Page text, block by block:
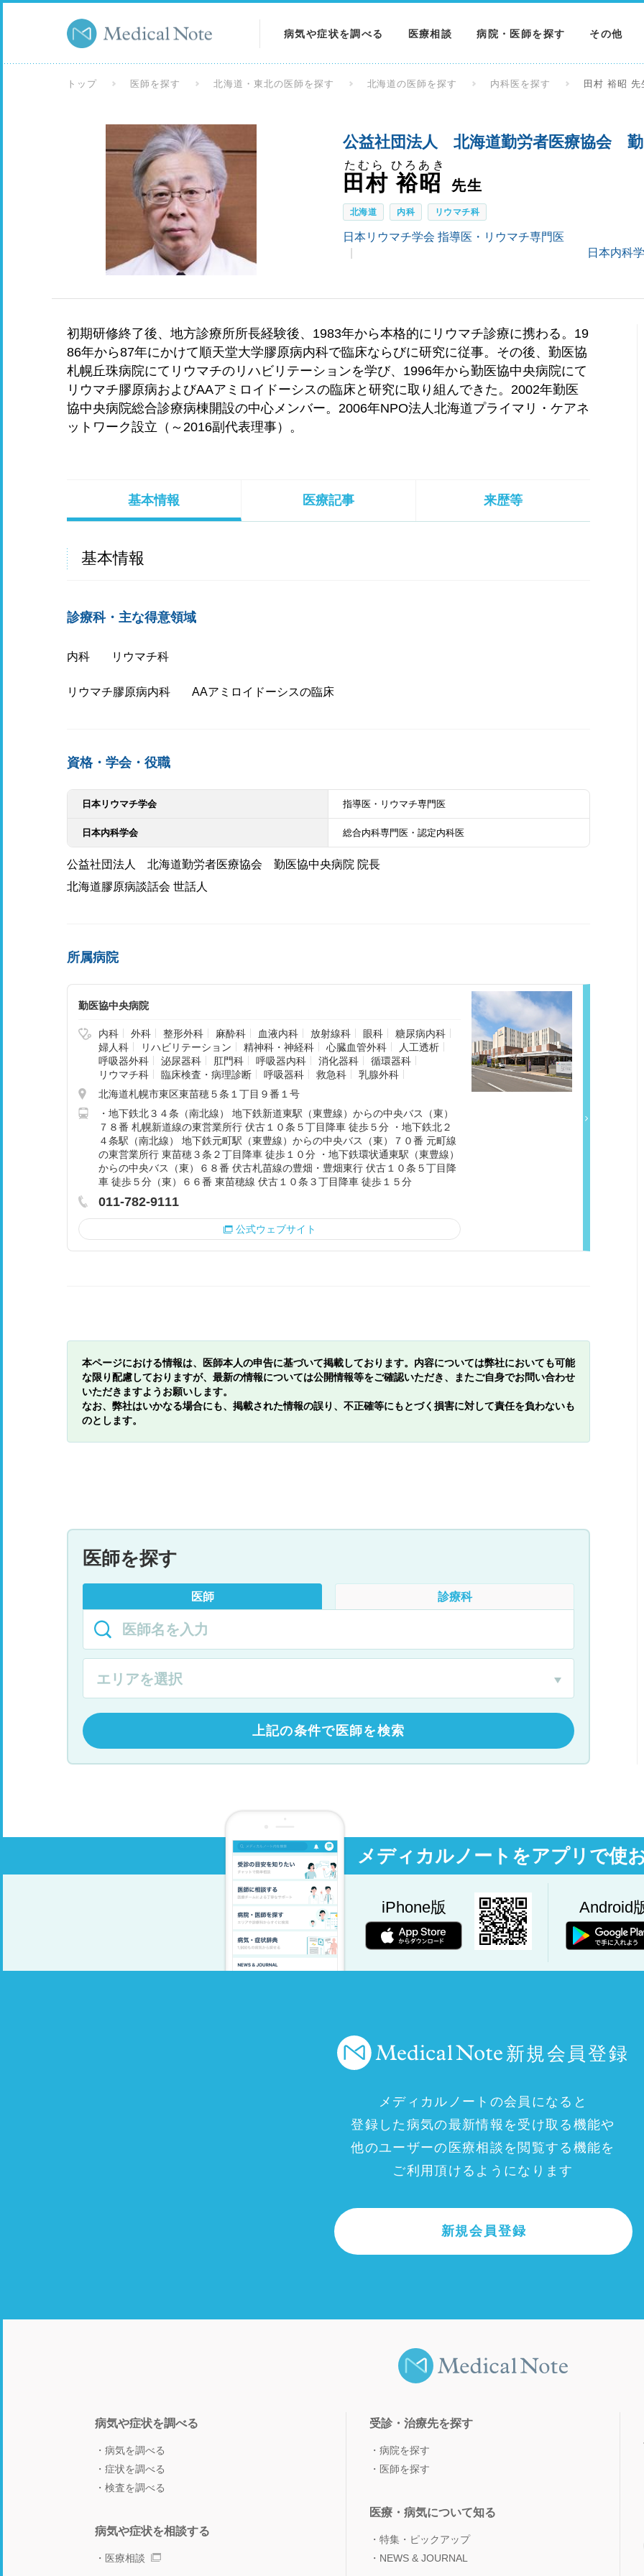
病気や症状を調べる
検査を調べる
医療相談 病院・医師を探す その他
トップ 医師を探す 北海道・東北の医師を探す 北海道の医師を探す 内科医を探す 田村 裕昭 先
公益社団法人 北海道勤労者医療協会 勤
田村 裕昭
たむら ひろあき
先生
北海道 内科 リウマチ科
日本リウマチ学会 指導医・リウマチ専門医
日本内科
初期研修終了後、地方診療所所長経験後、1983年から本格的にリウマチ診療に携わる。19
86年から87年にかけて順天堂大学膠原病内科で臨床ならびに研究に従事。その後、勤医協
札幌丘珠病院にてリウマチのリハビリテーションを学び、1996年から勤医協中央病院にて
リウマチ膠原病およびAAアミロイドーシスの臨床と研究に取り組んできた。2002年勤医
協中央病院総合診療病棟開設の中心メンバー。2006年NPO法人北海道プライマリ・ケアネ
ットワーク設立（～2016副代表理事）。
基本情報 医療記事 来歴等
基本情報
診療科・主な得意領域
内科 リウマチ科
リウマチ膠原病内科 AAアミロイドーシスの臨床
資格・学会・役職
日本リウマチ学会 指導医・リウマチ専門医
日本内科学会 総合内科専門医・認定内科医
公益社団法人 北海道勤労者医療協会 勤医協中央病院 院長
北海道膠原病談話会 世話人
所属病院
勤医協中央病院
内科 外科 整形外科 麻酔科 血液内科 放射線科 眼科
糖尿病内科
婦人科
リハビリテーション 精神科・神経科 心臓血管外科
人工透析
呼吸器外科
泌尿器科 肛門科 呼吸器内科 消化器科
循環器科
リウマチ科
臨床検査・病理診断 呼吸器科 救急科
乳腺外科
北海道札幌市東区東苗穂５条１丁目９番１号
・地下鉄北３４条（南北線） 地下鉄新道東駅（東豊線）からの中央バス（東）
７８番 札幌新道線の東営業所行 伏古１０条５丁目降車 徒歩５分 ・地下鉄北２
４条駅（南北線） 地下鉄元町駅（東豊線）からの中央バス（東）７０番 元町線
の東営業所行 東苗穂３条２丁目降車 徒歩１０分 ・地下鉄環状通東駅（東豊線）
からの中央バス（東）６８番 伏古札苗線の豊畑・豊畑東行 伏古１０条５丁目降
車 徒歩５分（東）６６番 東苗穂線 伏古１０条３丁目降車 徒歩１５分
011-782-9111
公式ウェブサイト
本ページにおける情報は、医師本人の申告に基づいて掲載しております。内容については弊社においても可能
な限り配慮しておりますが、最新の情報については公開情報等をご確認いただき、またご自身でお問い合わせ
いただきますようお願いします。
なお、弊社はいかなる場合にも、掲載された情報の誤り、不正確等にもとづく損害に対して責任を負わないも
のとします。
医師を探す
医師 診療科
上記の条件で医師を検索
メディカルノートをアプリで使
iPhone版 Android
新規会員登録
メディカルノートの会員になると
登録した病気の最新情報を受け取る機能や
他のユーザーの医療相談を閲覧する機能を
ご利用頂けるようになります
新規会員登録
病気や症状を調べる
病気を調べる
症状を調べる
検査を調べる
病気や症状を相談する
医療相談
受診・治療先を探す
病院を探す
医師を探す
医療・病気について知る
特集・ピックアップ
NEWS & JOURNAL